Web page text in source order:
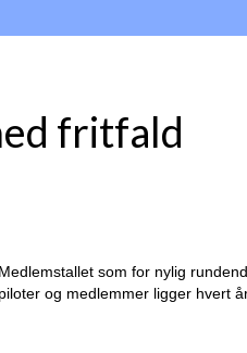
fritfald
som for nylig
og medlemmer ligger hvert